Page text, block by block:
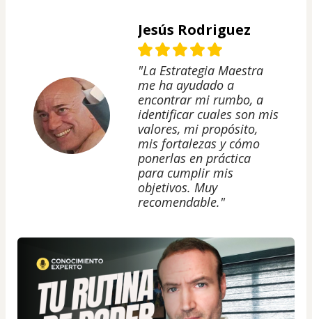
Jesús Rodriguez
"La Estrategia Maestra
me ha ayudado a
encontrar mi rumbo, a
identificar cuales son mis
valores, mi propósito,
mis fortalezas y cómo
ponerlas en práctica
para cumplir mis
objetivos. Muy
recomendable."